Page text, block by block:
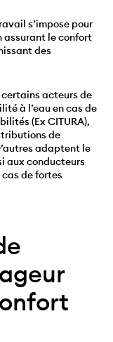
s’impose pour
assurant le confort
des
acteurs de
à l’eau en cas de
(Ex CITURA),
de
adaptent le
aux conducteurs
cas de fortes